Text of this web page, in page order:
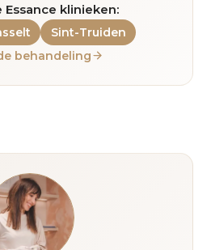
klinieken:
Sint-Truiden
behandeling